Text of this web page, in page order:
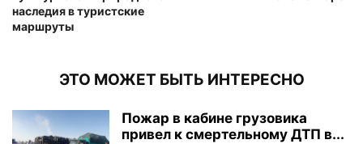
наследия в туристские
маршруты
ЭТО МОЖЕТ БЫТЬ ИНТЕРЕСНО
Пожар в кабине грузовика
привел к смертельному ДТП в...